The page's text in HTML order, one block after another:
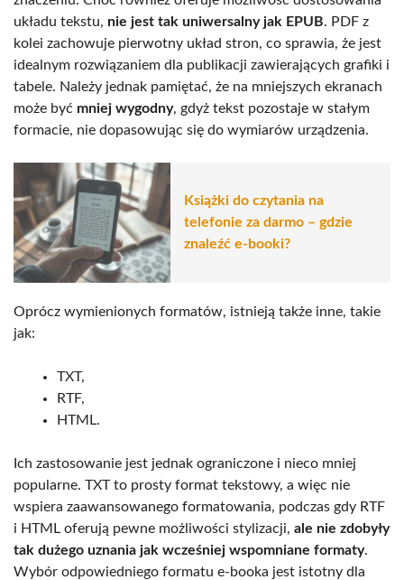
układu tekstu, nie jest tak uniwersalny jak EPUB. PDF z
kolei zachowuje pierwotny układ stron, co sprawia, że jest
idealnym rozwiązaniem dla publikacji zawierających grafiki i
tabele. Należy jednak pamiętać, że na mniejszych ekranach
może być mniej wygodny, gdyż tekst pozostaje w stałym
formacie, nie dopasowując się do wymiarów urządzenia.
Książki do czytania na
telefonie za darmo – gdzie
znaleźć e-booki?
Oprócz wymienionych formatów, istnieją także inne, takie
jak:
TXT,
RTF,
HTML.
Ich zastosowanie jest jednak ograniczone i nieco mniej
popularne. TXT to prosty format tekstowy, a więc nie
wspiera zaawansowanego formatowania, podczas gdy RTF
i HTML oferują pewne możliwości stylizacji, ale nie zdobyły
tak dużego uznania jak wcześniej wspomniane formaty.
Wybór odpowiedniego formatu e-booka jest istotny dla